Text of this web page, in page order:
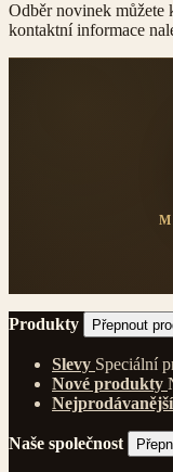
Odběr novinek můžete
kontaktní informace
Produkty Přepnout
Slevy Speciální
Nové produkty
Nejprodávanější
Naše společnost